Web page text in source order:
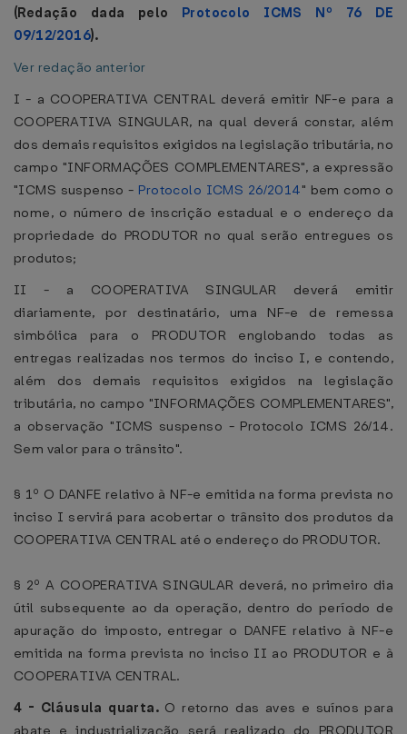
(Redação dada pelo Protocolo ICMS Nº 76 DE
09/12/2016).
Ver redação anterior
I - a COOPERATIVA CENTRAL deverá emitir NF-e para a
COOPERATIVA SINGULAR, na qual deverá constar, além
dos demais requisitos exigidos na legislação tributária, no
campo "INFORMAÇÕES COMPLEMENTARES", a expressão
"ICMS suspenso - Protocolo ICMS 26/2014" bem como o
nome, o número de inscrição estadual e o endereço da
propriedade do PRODUTOR no qual serão entregues os
produtos;
II - a COOPERATIVA SINGULAR deverá emitir
diariamente, por destinatário, uma NF-e de remessa
simbólica para o PRODUTOR englobando todas as
entregas realizadas nos termos do inciso I, e contendo,
além dos demais requisitos exigidos na legislação
tributária, no campo "INFORMAÇÕES COMPLEMENTARES",
a observação "ICMS suspenso - Protocolo ICMS 26/14.
Sem valor para o trânsito".
§ 1º O DANFE relativo à NF-e emitida na forma prevista no
inciso I servirá para acobertar o trânsito dos produtos da
COOPERATIVA CENTRAL até o endereço do PRODUTOR.
§ 2º A COOPERATIVA SINGULAR deverá, no primeiro dia
útil subsequente ao da operação, dentro do período de
apuração do imposto, entregar o DANFE relativo à NF-e
emitida na forma prevista no inciso II ao PRODUTOR e à
COOPERATIVA CENTRAL.
4 - Cláusula quarta.O retorno das aves e suínos para
abate e industrialização será realizado do PRODUTOR